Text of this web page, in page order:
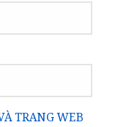
TRANG WEB